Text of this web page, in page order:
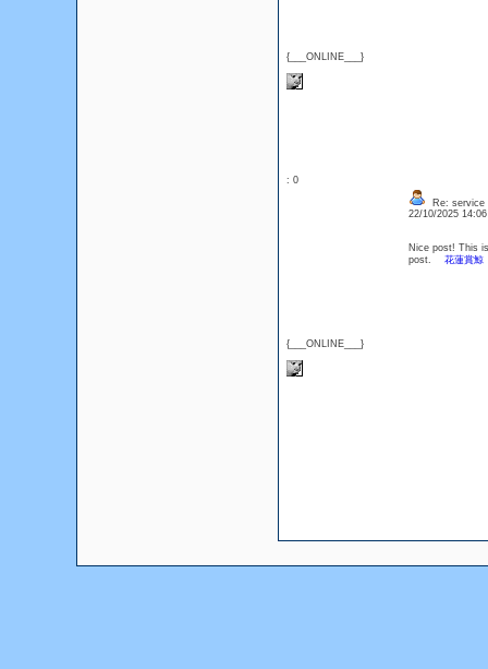
{___ONLINE___}
: 0
{___ONLINE___}
Re: service
22/10/2025
Nice post! This
post. 花蓮賞鯨